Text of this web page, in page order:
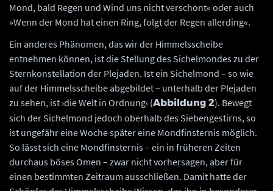
Mond, bald Regen und Wind uns nicht verschont« oder auch
»Wenn der Mond hat einen Ring, folgt der Regen allerding«.
Ein anderes Phänomen, das wir der Himmelsscheibe
entnehmen können, ist die Stellung des Sichelmondes zu der
Sternkonstellation der Plejaden. Ist ein Sichelmond – so wie
auf der Himmelsscheibe abgebildet – unterhalb der Plejaden
zu sehen, ist ›die Welt in Ordnung‹ (Abbildung 2). Bewegt
sich der Sichelmond jedoch oberhalb des Siebengestirns, so
ist ungefähr eine Woche später eine Mondfinsternis möglich.
So lässt sich eine Mondfinsternis – ein in früheren Zeiten
durchaus böses Omen – zwar nicht vorhersagen, aber für
einen bestimmten Zeitraum ausschließen. Damit hatte der